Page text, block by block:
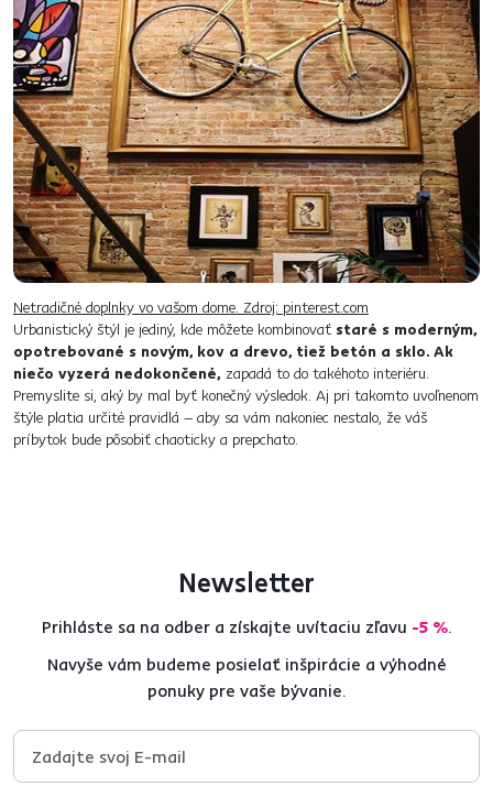
Netradičné doplnky vo vašom dome. Zdroj: pinterest.com
Urbanistický štýl je jediný, kde môžete kombinovať ​staré​ s moderným,
opotrebované s novým, kov a drevo, tiež betón a sklo. Ak​
niečo vyzerá nedokončené, ​ zapadá to do takéhoto interiéru.
Premyslite si, aký by mal byť konečný výsledok. Aj pri takomto uvoľnenom
štýle platia určité pravidlá – aby sa vám nakoniec nestalo, že váš
príbytok bude pôsobiť chaoticky a prepchato.
Newsletter
Prihláste sa na odber a získajte uvítaciu zľavu -5 %.
Navyše vám budeme posielať inšpirácie a výhodné
ponuky pre vaše bývanie.